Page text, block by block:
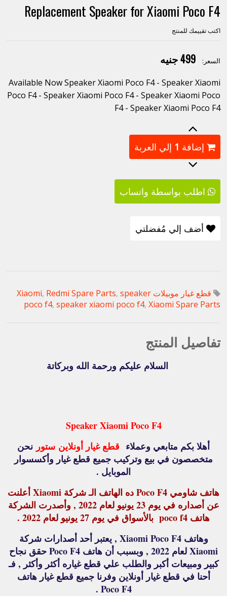
Replacement Speaker for Xiaomi Poco F4
اكتب تقييمك للمنتج
السعر: 499 جنيه
Available Now Speaker Xiaomi Poco F4 - Speaker Xiaomi
Poco F4 - Speaker Xiaomi Poco F4 - Speaker Xiaomi Poco
F4 - Speaker Xiaomi Poco F4
إضافة 1 إلي العربة
اطلب بواسطة واتساب
أضف إلي مُفضلتي
قطع غيار موبيلات Xiaomi , Redmi Spare Parts, speaker
poco f4, speaker xiaomi poco f4, Xiaomi Spare Parts
تفاصيل المنتج
السلام عليكم ورحمة الله وبركاتة
Speaker Xiaomi Poco F4
أهلا بكم متابعي وعملاء قطع غيار أونلاين ستور نحن
متخصصون في بيع وتركيب جميع قطع غيار وأكسسوار
الموبايل .
هاتف شاومي Poco F4 ده الهاتف الـ شركة Xiaomi أعلنت
عن أصداره في يوم 23 يونيو لعام 2022 , وأصدرت الشركة
هاتف poco f4 بالأسواق في يوم 27 يونيو لعام 2022 .
وهاتف Xiaomi Poco F4 , يعتبر أحد أصدارات شركة
Xiaomi لعام 2022 , وبسبب أن هاتف Poco F4 حقق نجاح
كبير ومبيعات أكبر والطلب علي قطع غياره أكثر وأكثر , فـ
أحنا في قطع غيار أونلاين وفرنا جميع قطع غيار هاتف
Poco F4 .